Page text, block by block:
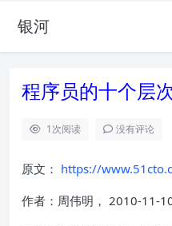
银河
程序员的十个层
1次阅读 没有评论
原文： https://
作者：周伟明， 2010-11-